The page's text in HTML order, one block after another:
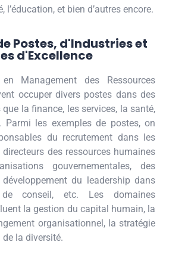
l’éducation, et bien d’autres encore.
Postes, d'Industries et
d'Excellence
Management des Ressources
occuper divers postes dans des
la finance, les services, la santé,
Parmi les exemples de postes, on
du recrutement dans les
directeurs des ressources humaines
gouvernementales, des
du leadership dans
conseil, etc. Les domaines
la gestion du capital humain, la
organisationnel, la stratégie
de la diversité.